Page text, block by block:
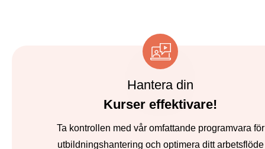
Hantera din
Kurser effektivare!
Ta kontrollen med vår omfattande programvara för
utbildningshantering och optimera ditt arbetsflöde